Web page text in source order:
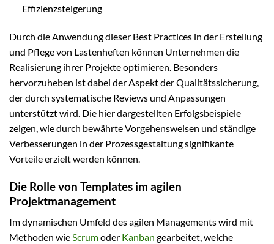
Effizienzsteigerung
Durch die Anwendung dieser Best Practices in der Erstellung
und Pflege von Lastenheften können Unternehmen die
Realisierung ihrer Projekte optimieren. Besonders
hervorzuheben ist dabei der Aspekt der Qualitätssicherung,
der durch systematische Reviews und Anpassungen
unterstützt wird. Die hier dargestellten Erfolgsbeispiele
zeigen, wie durch bewährte Vorgehensweisen und ständige
Verbesserungen in der Prozessgestaltung signifikante
Vorteile erzielt werden können.
Die Rolle von Templates im agilen
Projektmanagement
Im dynamischen Umfeld des agilen Managements wird mit
Methoden wieScrumoder Kanban gearbeitet, welche